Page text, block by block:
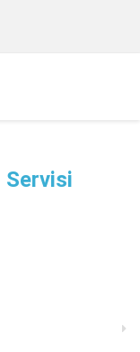
Servisi